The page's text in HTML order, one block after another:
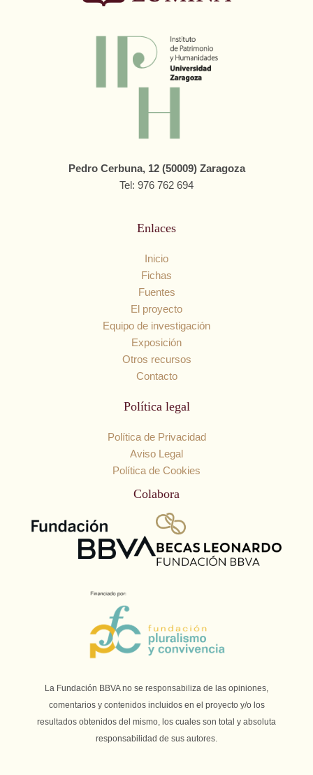
Pedro Cerbuna, 12 (50009) Zaragoza
Tel: 976 762 694
Enlaces
Inicio
Fichas
Fuentes
El proyecto
Equipo de investigación
Exposición
Otros recursos
Contacto
Política legal
Política de Privacidad
Aviso Legal
Política de Cookies
Colabora
La Fundación BBVA no se responsabiliza de las opiniones,
comentarios y contenidos incluidos en el proyecto y/o los
resultados obtenidos del mismo, los cuales son total y absoluta
responsabilidad de sus autores.